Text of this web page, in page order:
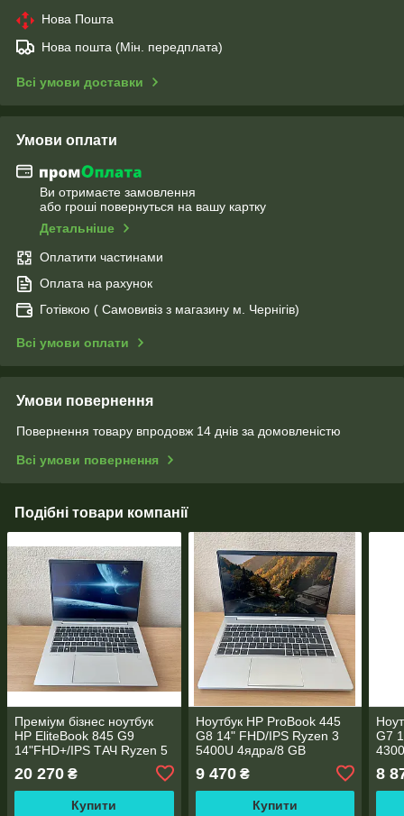
Нова Пошта
Нова пошта (Мін. передплата)
Всі умови доставки
Умови оплати
Ви отримаєте замовлення
або гроші повернуться на вашу картку
Детальніше
Оплатити частинами
Оплата на рахунок
Готівкою ( Самовивіз з магазину м. Чернігів)
Всі умови оплати
Умови повернення
Повернення товару впродовж 14 днів за домовленістю
Всі умови повернення
Подібні товари компанії
Преміум бізнес ноутбук
HP EliteBook 845 G9
14"FHD+/IPS ТАЧ Ryzen 5
DDR5/512 SSD
NVME/AMD Radeon
660M/Type-C PD
20 270 ₴
Купити
Ноутбук HP ProBook 445
G8 14" FHD/IPS Ryzen 3
5400U 4ядра/8 GB
M.2/AMD Radeon RX Vega
6/WebCam
9 470₴
Купити
G7
M.2/
5/
8